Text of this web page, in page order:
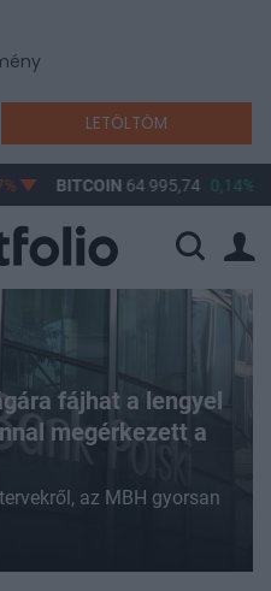
LETÖLTÖM
BITCOIN64 995,74 0,14% BUX
fájhat a lengyel
megérkezett a
az MBH gyorsan